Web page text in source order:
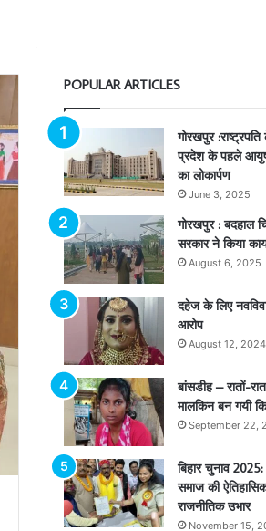
POPULAR ARTICLES
गोरखपुर :राष्ट्रपति
प्रदेश के पहले आयुष
का लोकार्पण
June 3, 2025
गोरखपुर : बदहाल
सरकार ने किया
August 6, 2025
दहेज के लिए
आरोप
August 12, 2024
बांसडीह – रातों-
मालकिन बन गयी
September 22,
बिहार चुनाव
समाज की
राजनीतिक उभार
November 15,